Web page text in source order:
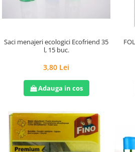
Saci menajeri ecologici Ecofriend 35
l, 15 buc.
3,80 Lei
Adauga in cos